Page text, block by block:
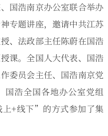
国浩南京办公室联合举办
专题讲座，邀请中共江苏
、法政部主任陈蔚在国浩
课。全国人大代表、国浩
委员会主任、国浩南京党
国浩全国各地办公室党组
+线下”的方式参加了集